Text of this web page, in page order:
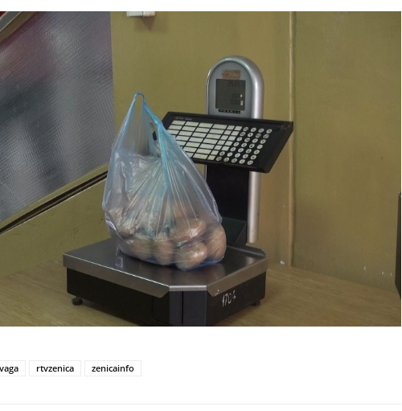
rtvzenica zenicainfo